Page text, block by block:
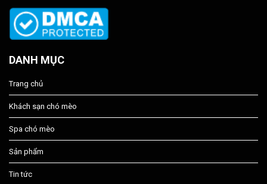
DANH MỤC
Trang chủ
Khách sạn chó mèo
Spa chó mèo
Sản phẩm
Tin tức